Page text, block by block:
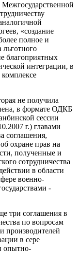
«создание
полное и
льготного
благоприятных
интеграции, в
не получила
в формате ОДКБ
сессии
г.) главами
соглашения,
охране прав на
полученные и
сотрудничества
в области
военно-
-
три соглашения в
по вопросам
производителей
в сере
опытно-